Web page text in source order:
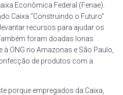
Econômica Federal (Fenae).
Caixa “Construindo o Futuro”
recursos para ajudar os
foram doadas lonas
à ONG no Amazonas e São Paulo,
de produtos com a
porque empregados da Caixa,